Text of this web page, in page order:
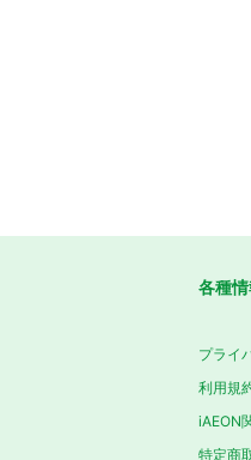
各種情
プライ
利用規
iAEON
特定商